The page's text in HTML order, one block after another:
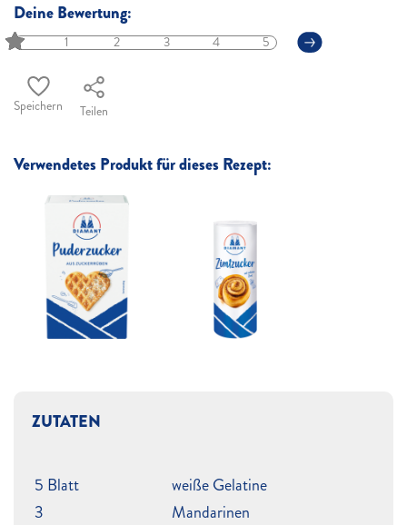
Deine Bewertung:
1 2 3 4 5
Speichern Teilen
Verwendetes Produkt für dieses Rezept:
ZUTATEN
5 Blatt
weiße Gelatine
3
Mandarinen